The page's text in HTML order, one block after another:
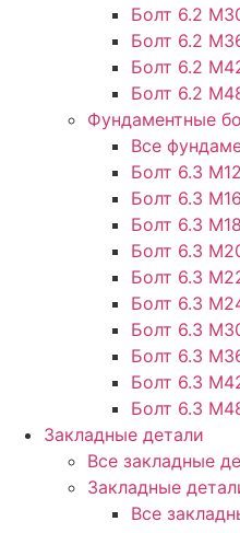
Болт 6.2
Болт 6.2
Болт 6.2
Болт 6.2
Фундаментные
Все
Болт 6.3 М12
Болт 6.3 М16
Болт 6.3 М18
Болт 6.3
Болт 6.3
Болт 6.3
Болт 6.3
Болт 6.3
Болт 6.3
Болт 6.3
Закладные детали
Все закладные
Закладные
Все